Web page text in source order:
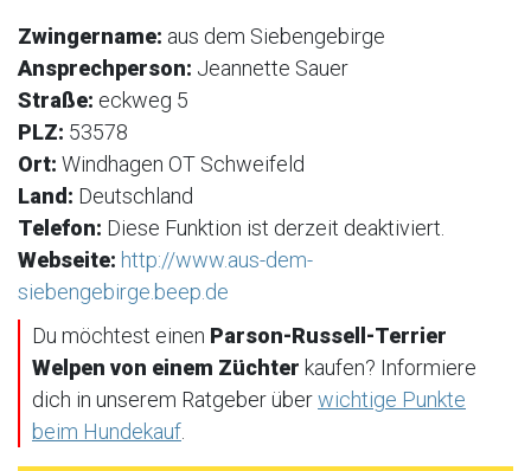
Zwingername: aus dem Siebengebirge
Ansprechperson: Jeannette Sauer
Straße: eckweg 5
PLZ: 53578
Ort: Windhagen OT Schweifeld
Land: Deutschland
Telefon: Diese Funktion ist derzeit deaktiviert.
Webseite: http://www.aus-dem-
siebengebirge.beep.de
Du möchtest einen Parson-Russell-Terrier
Welpen von einem Züchter kaufen? Informiere
dich in unserem Ratgeber überwichtige Punkte
beim Hundekauf